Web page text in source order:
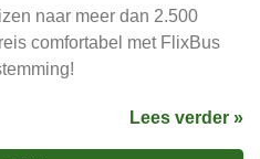
naar meer dan 2.500
comfortabel met FlixBus
Lees verder »